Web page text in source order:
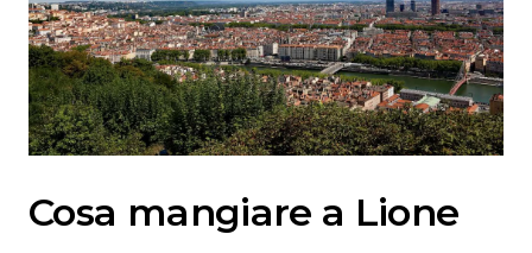
Cosa mangiare a Lione